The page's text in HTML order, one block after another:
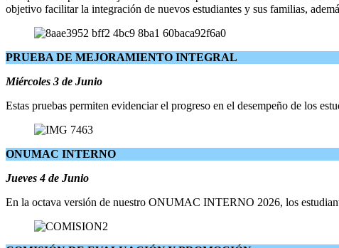
objetivo facilitar la integración de nuevos estudiantes y sus familias,
PRUEBA DE MEJORAMIENTO INTEGRAL
Miércoles 3 de Junio
Estas pruebas permiten evidenciar el progreso en el desempeño de los
ONUMAC INTERNO
Jueves 4 de Junio
En la octava versión de nuestro ONUMAC INTERNO 2026, los